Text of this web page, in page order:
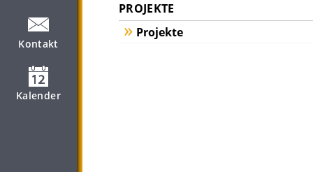
Kontakt
Kalender
PROJEKTE
Projekte